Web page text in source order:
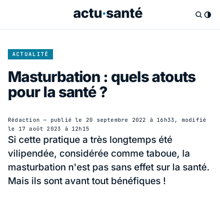
ACTUALITÉ
Masturbation : quels atouts
pour la santé ?
Rédaction — publié le 20 septembre 2022 à 16h33 , modifié
le 17 août 2023 à 12h15
Si cette pratique a très longtemps été
vilipendée, considérée comme taboue, la
masturbation n'est pas sans effet sur la santé.
Mais ils sont avant tout bénéfiques !